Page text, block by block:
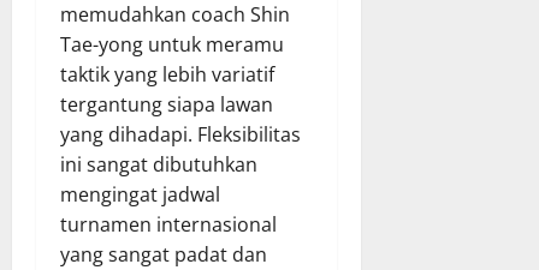
memudahkan coach Shin
Tae-yong untuk meramu
taktik yang lebih variatif
tergantung siapa lawan
yang dihadapi. Fleksibilitas
ini sangat dibutuhkan
mengingat jadwal
turnamen internasional
yang sangat padat dan